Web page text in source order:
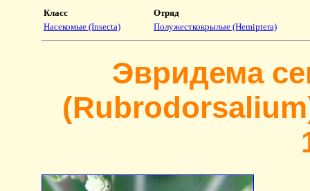
Класс
Отряд
Насекомые (Insecta)
Полужесткокрылые (Hemiptera)
Эвридема